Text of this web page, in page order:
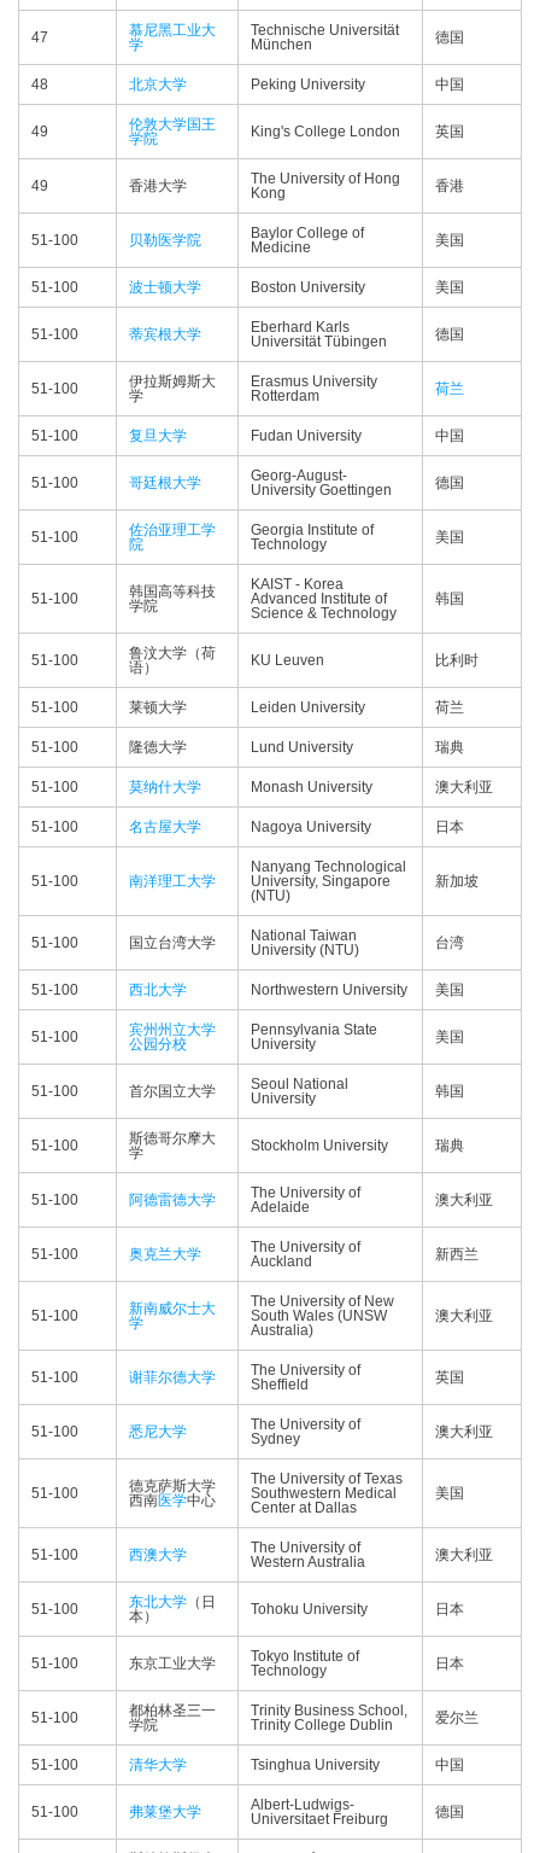
47
慕尼黑工业大
学
Technische Universität
München
德国
48 北京大学 Peking University 中国
49
伦敦大学国王
学院
King's College London 英国
49 香港大学
The University of Hong
Kong
香港
51-100 贝勒医学院
Baylor College of
Medicine
美国
51-100 波士顿大学 Boston University 美国
51-100 蒂宾根大学
Eberhard Karls
Universität Tübingen
德国
51-100
伊拉斯姆斯大
学
Erasmus University
Rotterdam
荷兰
51-100 复旦大学 Fudan University 中国
51-100 哥廷根大学
Georg-August-
University Goettingen
德国
51-100
佐治亚理工学
院
Georgia Institute of
Technology
美国
51-100
韩国高等科技
学院
KAIST - Korea
Advanced Institute of
Science & Technology
韩国
51-100
鲁汶大学（荷
语）
KU Leuven 比利时
51-100 莱顿大学 Leiden University 荷兰
51-100 隆德大学 Lund University 瑞典
51-100 莫纳什大学 Monash University 澳大利亚
51-100 名古屋大学 Nagoya University 日本
51-100 南洋理工大学
Nanyang Technological
University, Singapore
(NTU)
新加坡
51-100 国立台湾大学
National Taiwan
University (NTU)
台湾
51-100 西北大学 Northwestern University 美国
51-100
宾州州立大学
公园分校
Pennsylvania State
University
美国
51-100 首尔国立大学
Seoul National
University
韩国
51-100
斯德哥尔摩大
学
Stockholm University 瑞典
51-100 阿德雷德大学
The University of
Adelaide
澳大利亚
51-100 奥克兰大学
The University of
Auckland
新西兰
51-100
新南威尔士大
学
The University of New
South Wales (UNSW
Australia)
澳大利亚
51-100 谢菲尔德大学
The University of
Sheffield
英国
51-100 悉尼大学
The University of
Sydney
澳大利亚
51-100
德克萨斯大学
西南医学中心
The University of Texas
Southwestern Medical
Center at Dallas
美国
51-100 西澳大学
The University of
Western Australia
澳大利亚
51-100 东北大学 （日
本）
Tohoku University 日本
51-100 东京工业大学
Tokyo Institute of
Technology
日本
51-100
都柏林圣三一
学院
Trinity Business School,
Trinity College Dublin
爱尔兰
51-100 清华大学 Tsinghua University 中国
51-100 弗莱堡大学
Albert-Ludwigs-
Universitaet Freiburg
德国